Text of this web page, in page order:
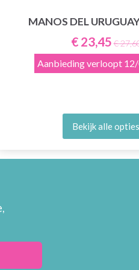
MANOS DEL
€ 23,45 €
Aanbieding verloopt
Bekijk alle opties